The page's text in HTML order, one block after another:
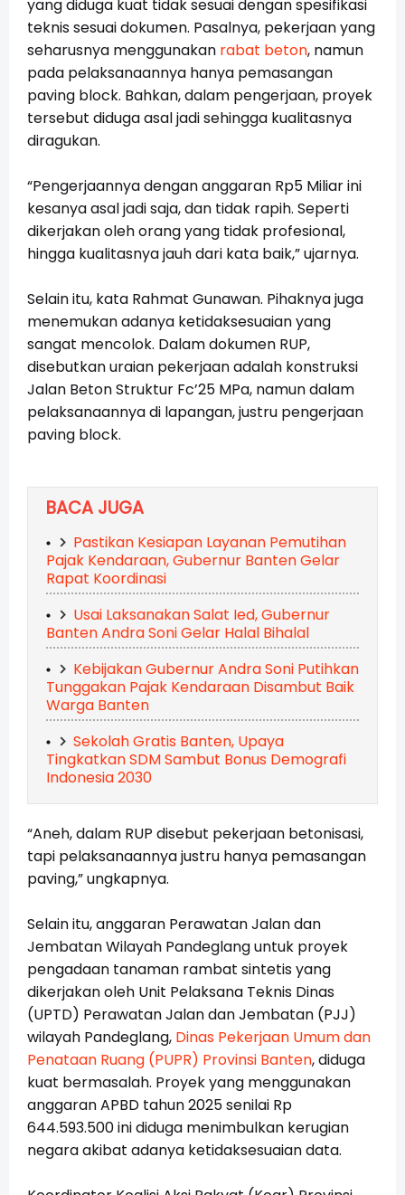
yang diduga kuat tidak sesuai dengan spesifikasi
teknis sesuai dokumen. Pasalnya, pekerjaan yang
seharusnya menggunakan rabat beton, namun
pada pelaksanaannya hanya pemasangan
paving block. Bahkan, dalam pengerjaan, proyek
tersebut diduga asal jadi sehingga kualitasnya
diragukan.
“Pengerjaannya dengan anggaran Rp5 Miliar ini
kesanya asal jadi saja, dan tidak rapih. Seperti
dikerjakan oleh orang yang tidak profesional,
hingga kualitasnya jauh dari kata baik,” ujarnya.
Selain itu, kata Rahmat Gunawan. Pihaknya juga
menemukan adanya ketidaksesuaian yang
sangat mencolok. Dalam dokumen RUP,
disebutkan uraian pekerjaan adalah konstruksi
Jalan Beton Struktur Fc’25 MPa, namun dalam
pelaksanaannya di lapangan, justru pengerjaan
paving block.
BACA JUGA
Pastikan Kesiapan Layanan Pemutihan
Pajak Kendaraan, Gubernur Banten Gelar
Rapat Koordinasi
Usai Laksanakan Salat Ied, Gubernur
Banten Andra Soni Gelar Halal Bihalal
Kebijakan Gubernur Andra Soni Putihkan
Tunggakan Pajak Kendaraan Disambut Baik
Warga Banten
Sekolah Gratis Banten, Upaya
Tingkatkan SDM Sambut Bonus Demografi
Indonesia 2030
“Aneh, dalam RUP disebut pekerjaan betonisasi,
tapi pelaksanaannya justru hanya pemasangan
paving,” ungkapnya.
Selain itu, anggaran Perawatan Jalan dan
Jembatan Wilayah Pandeglang untuk proyek
pengadaan tanaman rambat sintetis yang
dikerjakan oleh Unit Pelaksana Teknis Dinas
(UPTD) Perawatan Jalan dan Jembatan (PJJ)
wilayah Pandeglang, Dinas Pekerjaan Umum dan
Penataan Ruang (PUPR) Provinsi Banten, diduga
kuat bermasalah. Proyek yang menggunakan
anggaran APBD tahun 2025 senilai Rp
644.593.500 ini diduga menimbulkan kerugian
negara akibat adanya ketidaksesuaian data.